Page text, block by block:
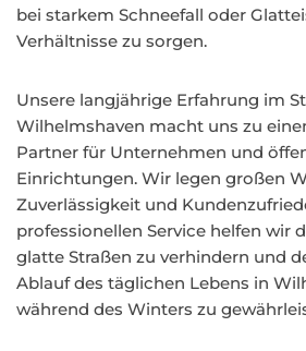
bei starkem Schneefall oder
Verhältnisse zu sorgen.
Unsere langjährige Erfahrung im
Wilhelmshaven macht uns zu
Partner für Unternehmen und
Einrichtungen. Wir legen großen
Zuverlässigkeit und
professionellen Service helfen wir
glatte Straßen zu verhindern und
Ablauf des täglichen Lebens in
während des Winters zu